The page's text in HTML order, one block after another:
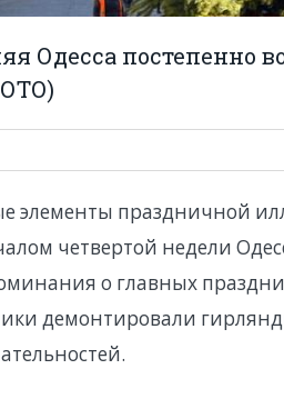
Одесса постепенно
элементы праздничной
четвертой недели
о главных
демонтировали